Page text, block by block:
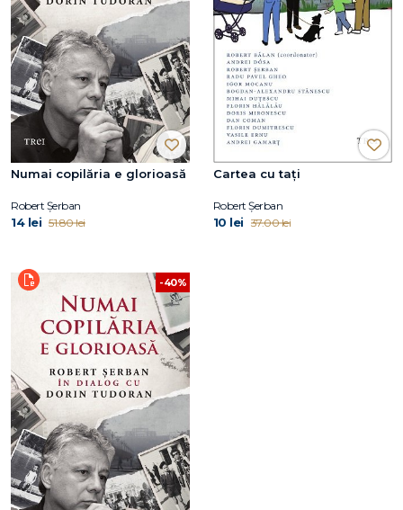
Numai copilăria e glorioasă
Robert Șerban
14 lei 51.80 lei
Cartea cu tați
Robert Șerban
10 lei 37.00 lei
-40%